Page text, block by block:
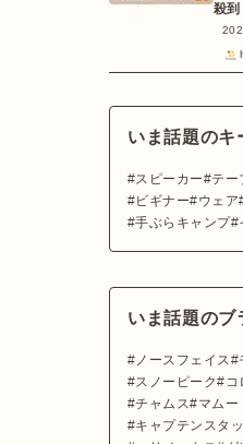
殺
いま話題のキ
スピーカー テー
ビギナー
ウェア
手ぶらキャンプ
いま話題のブ
ノースフェイス
スノーピーク
コ
チャムス
マムー
キャプテンスタ